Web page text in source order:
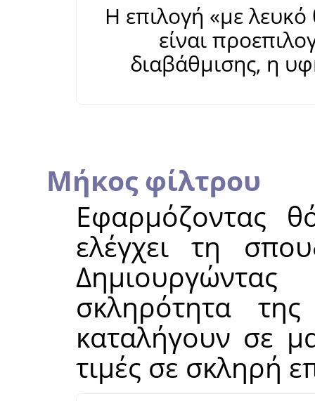
Η επιλογή «με
είναι
διαβάθμισης, η
Μήκος φίλτρου
Εφαρμόζοντας
ελέγχει τη
σκληρότητα
καταλήγουν σε
τιμές σε σκληρή